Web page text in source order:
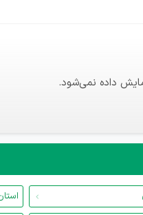
داده نمی‌شود.